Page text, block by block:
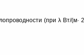
(при λ Вт/